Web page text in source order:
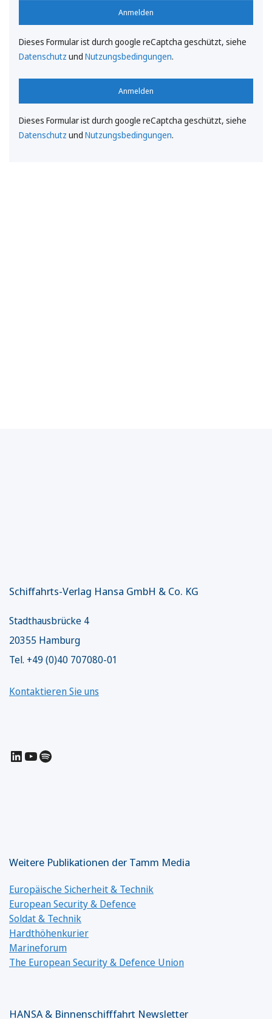
Anmelden
Dieses Formular ist durch google reCaptcha geschützt, siehe
Datenschutz und Nutzungsbedingungen.
Anmelden
Dieses Formular ist durch google reCaptcha geschützt, siehe
Datenschutz und Nutzungsbedingungen.
Schiffahrts-Verlag Hansa GmbH & Co. KG
Stadthausbrücke 4
20355 Hamburg
Tel. +49 (0)40 707080-01
Kontaktieren Sie uns
LinkedIn
YouTube
Spotify
Weitere Publikationen der Tamm Media
Europäische Sicherheit & Technik
European Security & Defence
Soldat & Technik
Hardthöhenkurier
Marineforum
The European Security & Defence Union
HANSA & Binnenschifffahrt Newsletter